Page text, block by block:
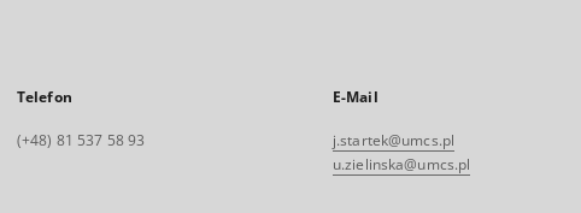
Telefon
(+48) 81 537 58 93
E-Mail
j.startek@umcs.pl
u.zielinska@umcs.pl